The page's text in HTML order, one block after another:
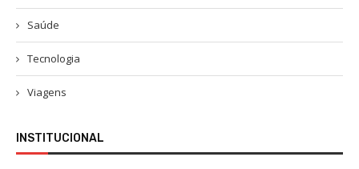
Saúde
Tecnologia
Viagens
INSTITUCIONAL